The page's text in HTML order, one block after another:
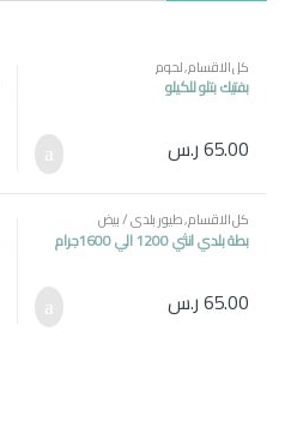
كل الاقسام,لحوم
بفتيك بتلو للكيلو
65.00ر.س
كل الاقسام,طيور بلدي / بيض
بطة بلدي انثي 1200 الي 1600جرام
65.00ر.س